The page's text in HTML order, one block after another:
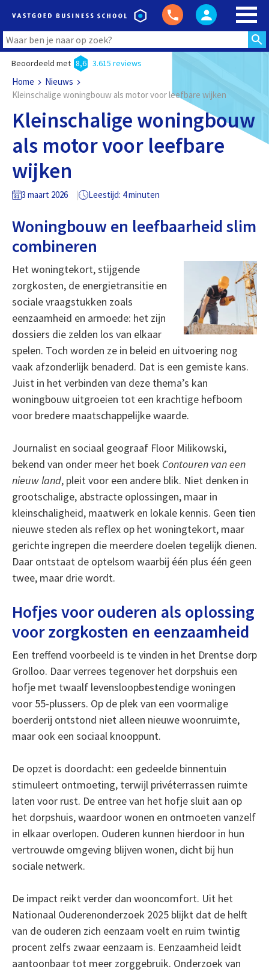
Beoordeeld met 8,6 3.615 reviews
Home
Nieuws
Kleinschalige woningbouw als motor voor leefbare wijken
Kleinschalige woningbouw
als motor voor leefbare
wijken
3 maart 2026 Leestijd: 4 minuten
Woningbouw en leefbaarheid slim
combineren
Het woningtekort, stijgende
zorgkosten, de energietransitie en
sociale vraagstukken zoals
eenzaamheid en armoede: het zijn
dossiers die zelden los van elkaar
spelen. Toch worden ze in beleid en uitvoering nog
vaak afzonderlijk benaderd. Dat is een gemiste kans.
Juist in het verbinden van deze thema’s kan
woningbouw uitgroeien tot een krachtige hefboom
voor bredere maatschappelijke waarde.
Journalist en sociaal geograaf Floor Milikowski,
bekend van onder meer het boek Contouren van een
nieuw land, pleit voor een andere blik. Niet denken in
grootschalige, abstracte oplossingen, maar in
kleinschaligheid, maatwerk en lokale kennis. Geen tien
nieuwe steden als reflex op het woningtekort, maar
gerichte ingrepen die meerdere doelen tegelijk dienen.
Daar ontstaat de optelsom waarbij één plus één geen
twee, maar drie wordt.
Hofjes voor ouderen als oplossing
voor zorgkosten en eenzaamheid
Een treffend voorbeeld is te vinden in het Drentse dorp
Grolloo. Daar verrees tegenover het dorpshuis een
hofje met twaalf levensloopbestendige woningen
voor 55-plussers. Op de plek van een voormalige
boerderij ontstond niet alleen nieuwe woonruimte,
maar ook een sociaal knooppunt.
De opzet is doordacht: een gedeelde binnentuin
stimuleert ontmoeting, terwijl privéterrassen ruimte
laten voor rust. De entree van het hofje sluit aan op
het dorpshuis, waardoor wonen en ontmoeten vanzelf
in elkaar overlopen. Ouderen kunnen hierdoor in hun
vertrouwde omgeving blijven wonen, dicht bij hun
sociale netwerk.
De impact reikt verder dan wooncomfort. Uit het
Nationaal Ouderenonderzoek 2025 blijkt dat de helft
van de ouderen zich eenzaam voelt en ruim twintig
procent zelfs zwaar eenzaam is. Eenzaamheid leidt
aantoonbaar tot meer zorggebruik. Onderzoek van